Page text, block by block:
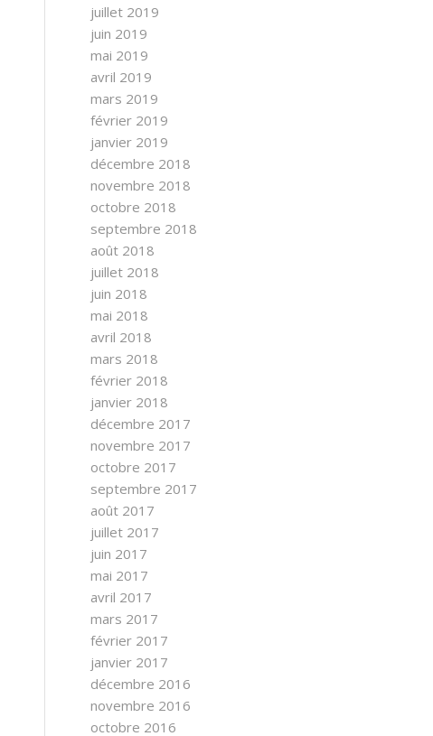
juillet 2019
juin 2019
mai 2019
avril 2019
mars 2019
février 2019
janvier 2019
décembre 2018
novembre 2018
octobre 2018
septembre 2018
août 2018
juillet 2018
juin 2018
mai 2018
avril 2018
mars 2018
février 2018
janvier 2018
décembre 2017
novembre 2017
octobre 2017
septembre 2017
août 2017
juillet 2017
juin 2017
mai 2017
avril 2017
mars 2017
février 2017
janvier 2017
décembre 2016
novembre 2016
octobre 2016